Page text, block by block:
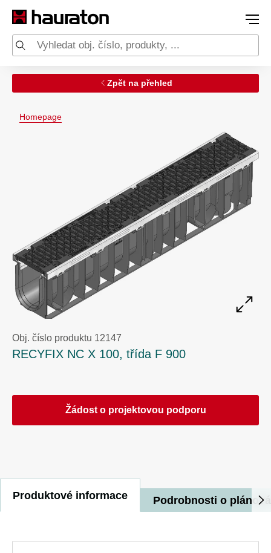
Zpět na přehled
Homepage
Obj. číslo produktu 12147
RECYFIX NC X 100, třída F 900
Žádost o projektovou podporu
Produktové informace Podrobnosti o